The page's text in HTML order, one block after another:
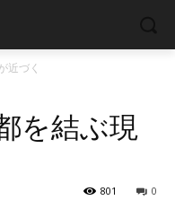
近づく
を結ぶ現
0
801